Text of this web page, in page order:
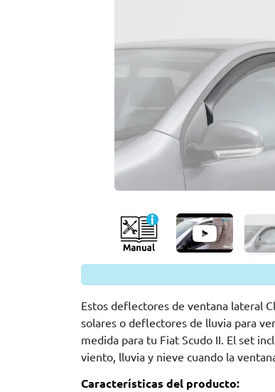
Estos deflectores de ventana lateral
solares o deflectores de lluvia para
medida para tu Fiat Scudo II. El set
viento, lluvia y nieve cuando la
Características del producto: